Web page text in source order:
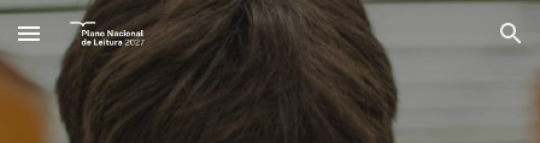
Skip to main content Skip to navigation